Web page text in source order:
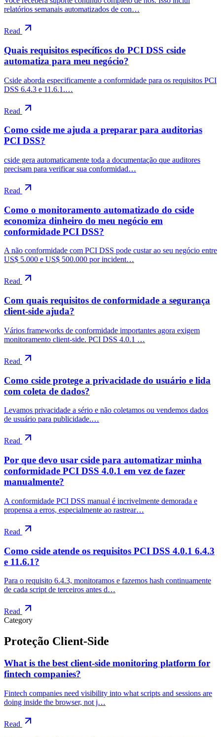
relatórios semanais automatizados de con…
Read
Quais requisitos específicos do PCI DSS cside
automatiza para meu negócio?
Cside aborda especificamente a conformidade para os requisitos PCI
DSS 6.4.3 e 11.6.1.…
Read
Como cside me ajuda a preparar para auditorias
PCI DSS?
cside gera automaticamente toda a documentação que auditores
precisam para verificar sua conformidad…
Read
Como o monitoramento automatizado do cside
economiza dinheiro do meu negócio em
conformidade PCI DSS?
A não conformidade com PCI DSS pode custar ao seu negócio entre
US$ 5.000 e US$ 500.000 por incident…
Read
Com quais requisitos de conformidade a segurança
client-side ajuda?
Vários frameworks de conformidade importantes agora exigem
monitoramento client-side. PCI DSS 4.0.1 …
Read
Como cside protege a privacidade do usuário e lida
com coleta de dados?
Levamos privacidade a sério e não coletamos ou vendemos dados
de usuário para publicidade.…
Read
Por que devo usar cside para automatizar minha
conformidade PCI DSS 4.0.1 em vez de fazer
manualmente?
A conformidade PCI DSS manual é incrivelmente demorada e
propensa a erros, especialmente ao rastrear…
Read
Como cside atende os requisitos PCI DSS 4.0.1 6.4.3
e 11.6.1?
Para o requisito 6.4.3, monitoramos e fazemos hash continuamente
de cada script de terceiros antes d…
Read
Category
Proteção Client-Side
What is the best client-side monitoring platform for
fintech companies?
Fintech companies need visibility into what scripts and sessions are
doing inside the browser, not j…
Read